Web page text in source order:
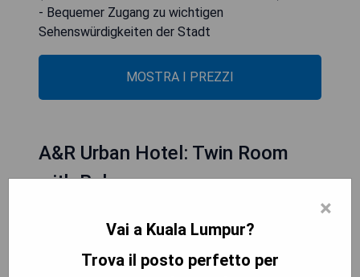
- Bequemer Zugang zu wichtigen
Sehenswürdigkeiten der Stadt
MOSTRA I PREZZI
A&R Urban Hotel: Twin Room
with Balcony
×
Vai a Kuala Lumpur?
Trova il posto perfetto per